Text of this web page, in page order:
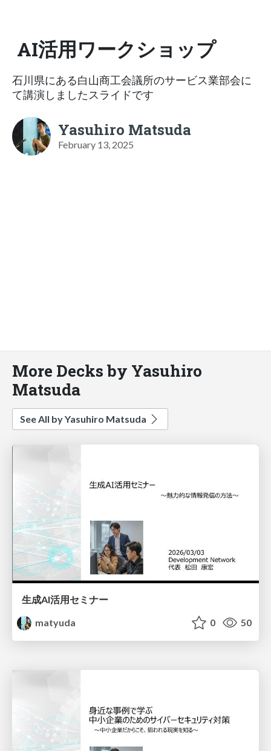
AI活用ワークショップ
石川県にある白山商工会議所のサービス業部会に
て講演しましたスライドです
Yasuhiro Matsuda
February 13, 2025
More Decks by Yasuhiro
Matsuda
See All by Yasuhiro Matsuda
生成AI活用セミナー
matyuda
0 50